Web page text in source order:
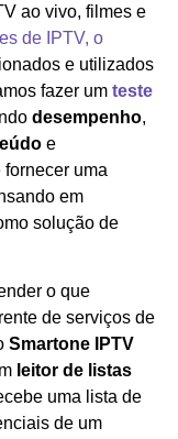
ao vivo, filmes e
de IPTV, o
e utilizados
fazer um teste
desempenho,
e
fornecer uma
em
solução de
o que
de serviços de
Smartone IPTV
leitor de listas
uma lista de
de um